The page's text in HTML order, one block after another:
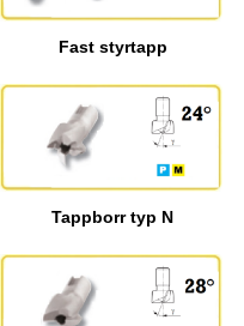
Fast styrtapp
Tappborr typ N